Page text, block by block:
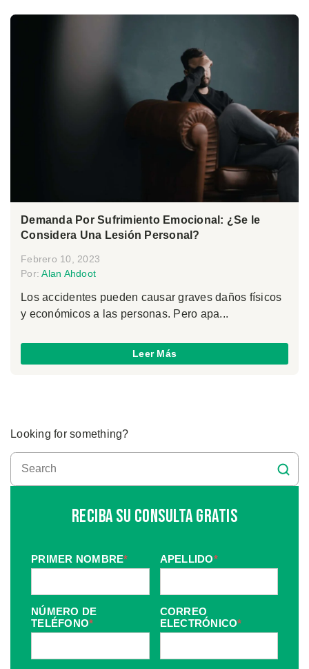
Demanda Por Sufrimiento Emocional: ¿Se le
Considera Una Lesión Personal?
Febrero 10, 2023
Por:Alan Ahdoot
Los accidentes pueden causar graves daños físicos
y económicos a las personas. Pero apa...
Leer Más
Looking for something?
Reciba Su Consulta Gratis
PRIMER NOMBRE* APELLIDO*
NÚMERO DE
TELÉFONO*
CORREO
ELECTRÓNICO*